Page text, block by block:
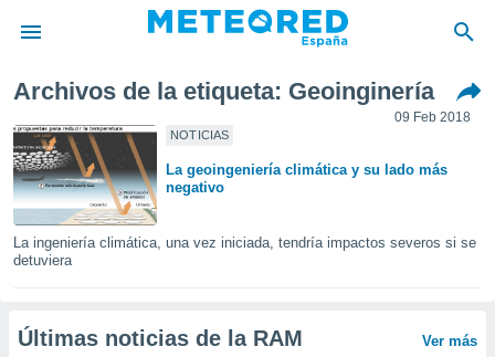
de
por
para
que se
calidad.
Archivos de la etiqueta: Geoinginería
NOTICIAS
09 Feb 2018
La geoingeniería climática y su lado más
negativo
La ingeniería climática, una vez iniciada, tendría impactos severos si se
detuviera
Últimas noticias de la RAM Ver más